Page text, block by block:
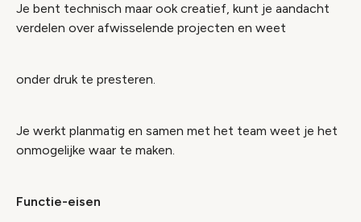
Je bent technisch maar ook creatief, kunt je aandacht
verdelen over afwisselende projecten en weet
onder druk te presteren.
Je werkt planmatig en samen met het team weet je het
onmogelijke waar te maken.
Functie-eisen